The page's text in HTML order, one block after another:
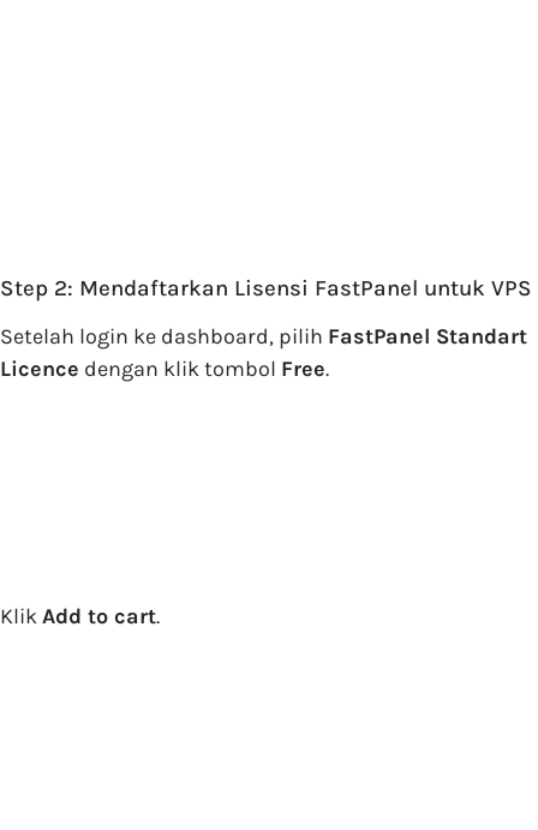
Step 2: Mendaftarkan Lisensi FastPanel untuk VPS
Setelah login ke dashboard, pilih FastPanel Standart
Licence dengan klik tombol Free.
KlikAdd to cart.